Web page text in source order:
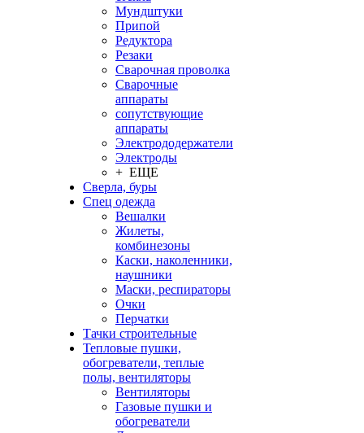
Мундштуки
Припой
Редуктора
Резаки
Сварочная проволка
Сварочные
аппараты
сопутствующие
аппараты
Электрододержатели
Электроды
+ ЕЩЕ
Сверла, буры
Спец одежда
Вешалки
Жилеты,
комбинезоны
Каски, наколенники,
наушники
Маски, респираторы
Очки
Перчатки
Тачки строительные
Тепловые пушки,
обогреватели, теплые
полы, вентиляторы
Вентиляторы
Газовые пушки и
обогреватели